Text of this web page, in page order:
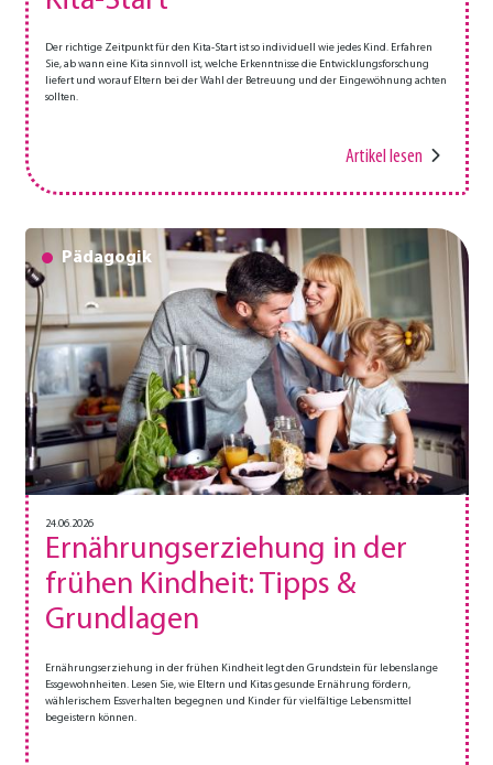
Der richtige Zeitpunkt für den Kita-Start ist so individuell wie jedes Kind. Erfahren
Sie, ab wann eine Kita sinnvoll ist, welche Erkenntnisse die Entwicklungsforschung
liefert und worauf Eltern bei der Wahl der Betreuung und der Eingewöhnung achten
sollten.
Artikel lesen
Pädagogik
24.06.2026
Ernährungserziehung in der
frühen Kindheit: Tipps &
Grundlagen
Ernährungserziehung in der frühen Kindheit legt den Grundstein für lebenslange
Essgewohnheiten. Lesen Sie, wie Eltern und Kitas gesunde Ernährung fördern,
wählerischem Essverhalten begegnen und Kinder für vielfältige Lebensmittel
begeistern können.